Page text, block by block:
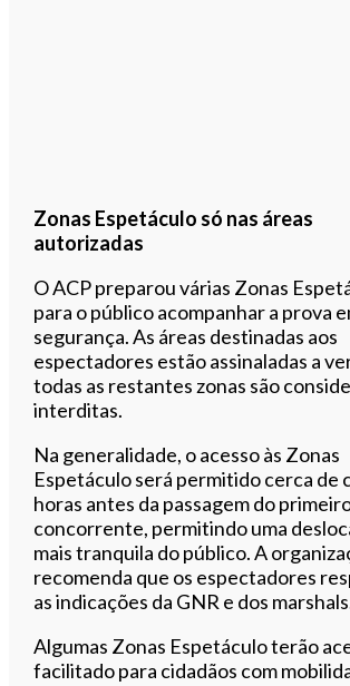
Zonas Espetáculo só nas áreas
autorizadas
O ACP preparou várias Zonas
para o público acompanhar a prova
segurança. As áreas destinadas aos
espectadores estão assinaladas a
todas as restantes zonas são
interditas.
Na generalidade, o acesso às Zonas
Espetáculo será permitido cerca de
horas antes da passagem do
concorrente, permitindo uma
mais tranquila do público. A
recomenda que os espectadores
as indicações da GNR e dos
Algumas Zonas Espetáculo terão
facilitado para cidadãos com